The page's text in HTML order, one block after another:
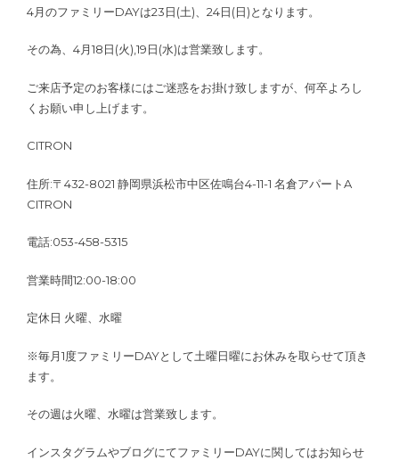
4月のファミリーDAYは23日(土)、24日(日)となります。
その為、4月18日(火),19日(水)は営業致します。
ご来店予定のお客様にはご迷惑をお掛け致しますが、何卒よろし
くお願い申し上げます。
CITRON
住所:〒432-8021 静岡県浜松市中区佐鳴台4-11-1 名倉アパートA
CITRON
電話:053-458-5315
営業時間12:00-18:00
定休日 火曜、水曜
※毎月1度ファミリーDAYとして土曜日曜にお休みを取らせて頂き
ます。
その週は火曜、水曜は営業致します。
インスタグラムやブログにてファミリーDAYに関してはお知らせ